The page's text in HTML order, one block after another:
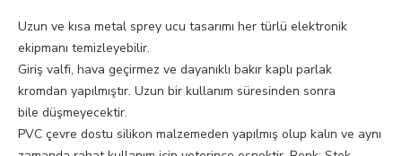
Uzun ve kısa metal sprey ucu tasarımı her türlü elektronik
ekipmanı temizleyebilir.
Giriş valfi, hava geçirmez ve dayanıklı bakır kaplı parlak
kromdan yapılmıştır. Uzun bir kullanım süresinden sonra
bile düşmeyecektir.
PVC çevre dostu silikon malzemeden yapılmış olup kalın ve aynı